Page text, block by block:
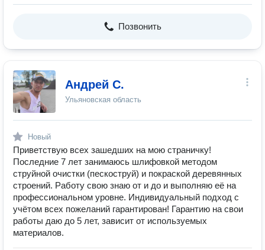
Позвонить
Андрей С.
Ульяновская область
Новый
Приветствую всех зашедших на мою страничку!
Последние 7 лет занимаюсь шлифовкой методом
струйной очистки (пескоструй) и покраской деревянных
строений. Работу свою знаю от и до и выполняю её на
профессиональном уровне. Индивидуальный подход с
учётом всех пожеланий гарантирован! Гарантию на свои
работы даю до 5 лет, зависит от используемых
материалов.